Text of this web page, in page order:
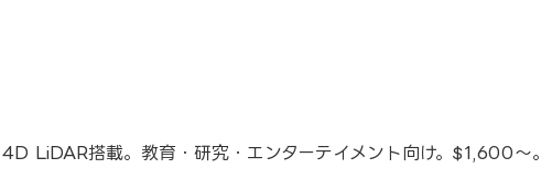
LiDAR搭載。教育・研究・エンターテイメント向け。$1,600〜。